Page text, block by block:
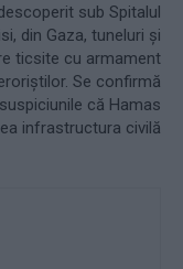
sub Spitalul
din Gaza, tuneluri și
ticsite cu armament
Se confirmă
suspiciunile că Hamas
infrastructura civilă